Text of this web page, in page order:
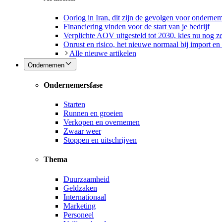
Oorlog in Iran, dit zijn de gevolgen voor
Financiering vinden voor de start van je bedrijf
Verplichte AOV uitgesteld tot 2030, kies nu nog
Onrust en risico, het nieuwe normaal bij import en
Alle nieuwe artikelen
Ondernemen
Ondernemersfase
Starten
Runnen en groeien
Verkopen en overnemen
Zwaar weer
Stoppen en uitschrijven
Thema
Duurzaamheid
Geldzaken
Internationaal
Marketing
Personeel